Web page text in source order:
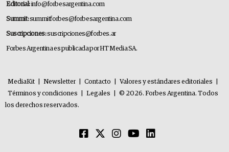
Editorial:info@forbesargentina.com
Summit:summitforbes@forbesargentina.com
Suscripciones:suscripciones@forbes.ar
Forbes Argentina es publicada por HT Media SA.
MediaKit Newsletter Contacto Valores y estándares editoriales
Términos y condiciones
Legales
© 2026. Forbes Argentina. Todos
los derechos reservados.